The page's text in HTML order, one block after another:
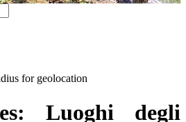
for geolocation
Luoghi degli